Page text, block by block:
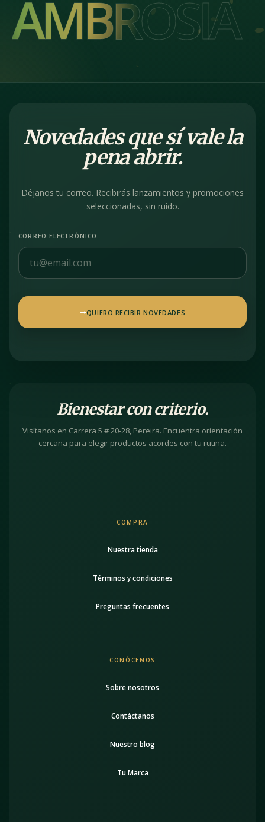
AMBROSIA
AMBROSIA
Novedades que sí vale la
pena abrir.
Déjanos tu correo. Recibirás lanzamientos y promociones
seleccionadas, sin ruido.
CORREO ELECTRÓNICO
QUIERO RECIBIR NOVEDADES
Bienestar con criterio.
Visítanos en Carrera 5 # 20-28, Pereira. Encuentra orientación
cercana para elegir productos acordes con tu rutina.
COMPRA
Nuestra tienda
Términos y condiciones
Preguntas frecuentes
CONÓCENOS
Sobre nosotros
Contáctanos
Nuestro blog
Tu Marca